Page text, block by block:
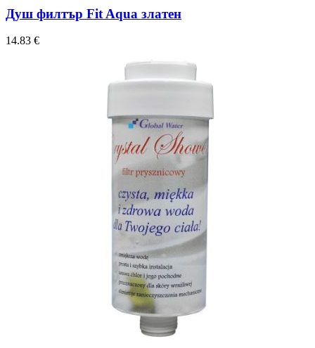
Душ филтър Fit Aqua златен
14.83 €